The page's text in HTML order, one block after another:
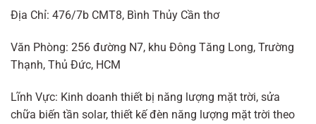
Địa Chỉ: 476/7b CMT8, Bình Thủy Cần thơ
Văn Phòng: 256 đường N7, khu Đông Tăng Long, Trường
Thạnh, Thủ Đức, HCM
Lĩnh Vực: Kinh doanh thiết bị năng lượng mặt trời, sửa
chữa biến tần solar, thiết kế đèn năng lượng mặt trời theo